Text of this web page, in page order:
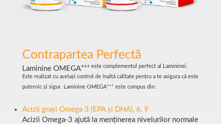
Contrapartea Perfectă
Laminine OMEGA+++ este complementul perfect al Lamininei.
Este realizat cu același control de înaltă calitate pentru a te asigura că este
puternic și sigur. Laminine OMEGA+++ este compus din:
Acizii grași Omega 3 (EPA și DHA), 6, 9
Acizii Omega-3 ajută la menținerea nivelurilor normale